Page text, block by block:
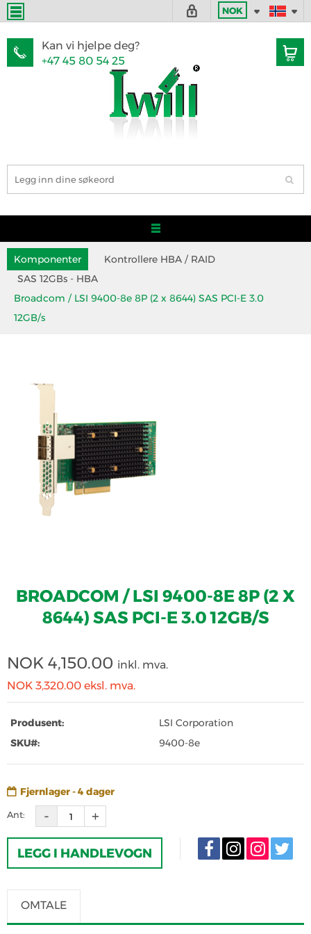
NOK
Kan vi hjelpe deg?
+47 45 80 54 25
Komponenter
Kontrollere HBA / RAID
SAS 12GBs - HBA
Broadcom / LSI 9400-8e 8P (2 x 8644) SAS PCI-E 3.0
12GB/s
BROADCOM / LSI 9400-8E 8P (2 X
8644) SAS PCI-E 3.0 12GB/S
NOK 4,150.00 inkl. mva.
NOK 3,320.00 eksl. mva.
Produsent:
LSI Corporation
SKU#:
9400-8e
Fjernlager - 4 dager
Ant:
LEGG I HANDLEVOGN
OMTALE